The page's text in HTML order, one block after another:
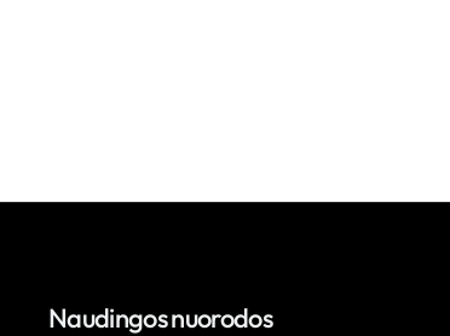
Naudingos nuorodos